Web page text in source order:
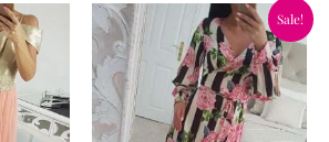
Sale!
Pôvodná
bola:
59.90€.
Aktuálna
cena
je:
34.90€.